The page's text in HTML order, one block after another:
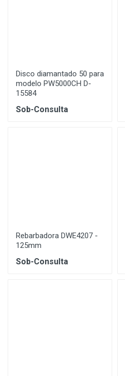
Disco diamantado 50 para
modelo PW5000CH D-
15584
Sob-Consulta
Rebarbadora DWE4207 -
125mm
Sob-Consulta